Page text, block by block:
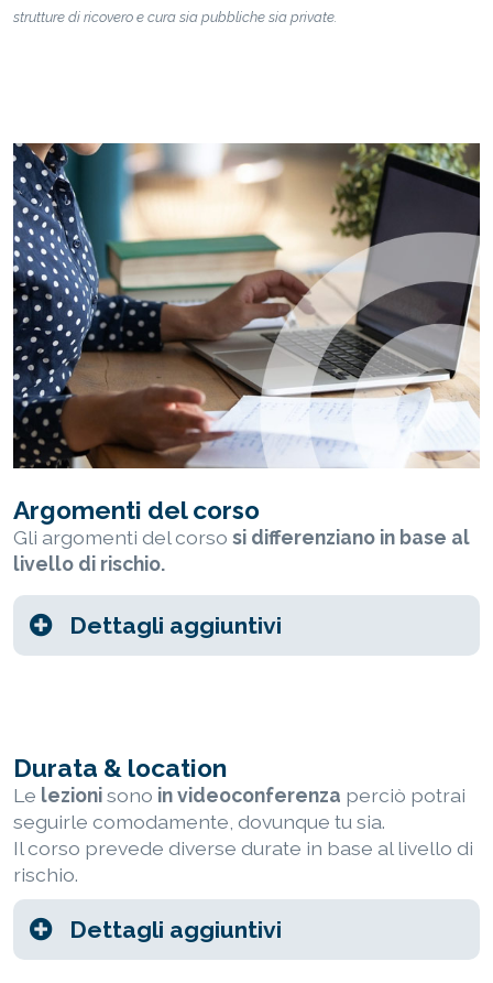
strutture di ricovero e cura sia pubbliche sia private.
Argomenti del corso
Gli argomenti del corso si differenziano in base al
livello di rischio.
Dettagli aggiuntivi
Durata & location
Le lezionisono in videoconferenza perciò potrai
seguirle comodamente, dovunque tu sia.
Il corso prevede diverse durate in base al livello di
rischio.
Dettagli aggiuntivi